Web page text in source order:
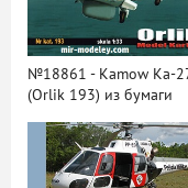
№18861 - Kamow Ka-
(Orlik 193) из бумаги